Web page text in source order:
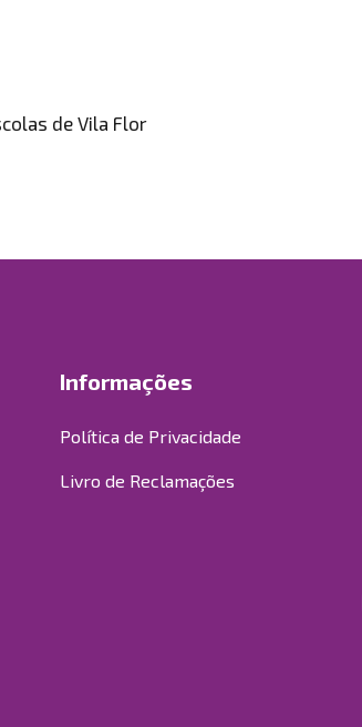
de Vila Flor
Informações
Política de Privacidade
Livro de Reclamações